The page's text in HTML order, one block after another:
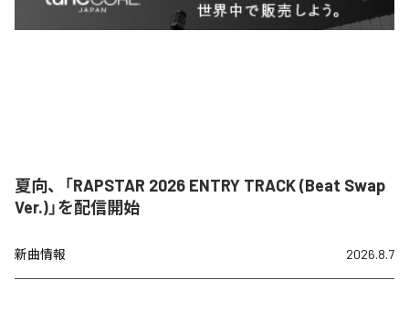
夏向、「RAPSTAR 2026 ENTRY TRACK (Beat Swap
Ver.)」を配信開始
新曲情報 2026.8.7